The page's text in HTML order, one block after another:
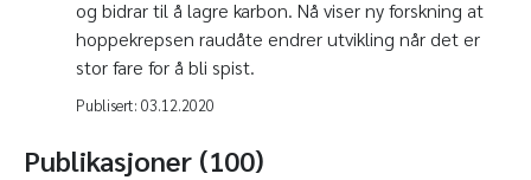
og bidrar til å lagre karbon. Nå viser ny forskning at
hoppekrepsen raudåte endrer utvikling når det er
stor fare for å bli spist.
Publisert: 03.12.2020
Publikasjoner (100)